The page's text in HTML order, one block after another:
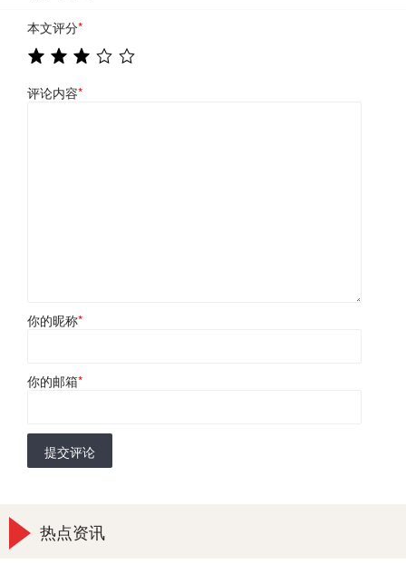
本文评分*
评论内容*
你的昵称*
你的邮箱*
提交评论
热点资讯